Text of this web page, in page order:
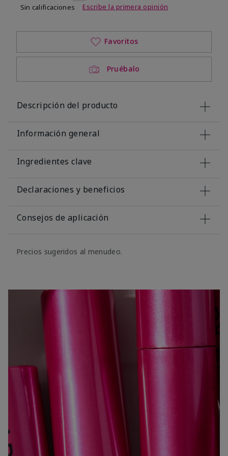
Sin calificaciones
Escribe la primera opinión
Pruébalo
Favoritos
Descripción del producto
Información general
Ingredientes clave
Declaraciones y beneficios
Consejos de aplicación
Precios sugeridos al menudeo.